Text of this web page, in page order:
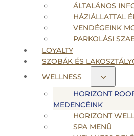
ÁLTALÁNOS
HÁZIÁLLATTAL
VENDÉGEINK
PARKOLÁSI
LOYALTY
SZOBÁK ÉS
WELLNESS
HORIZONT
MEDENCÉINK
HORIZONT
SPA MENÜ